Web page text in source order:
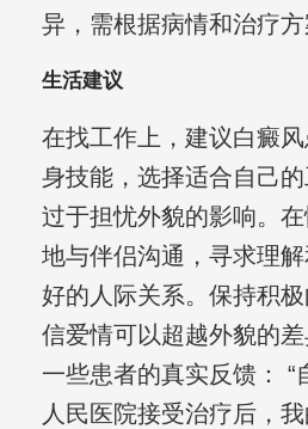
异，需根据病情和治疗方
生活建议
在找工作上，建议白癜
身技能，选择适合自己
过于担忧外貌的影响。
地与伴侣沟通，寻求理
好的人际关系。保持积
信爱情可以超越外貌的差
一些患者的真实反馈： “
人民医院接受治疗后，